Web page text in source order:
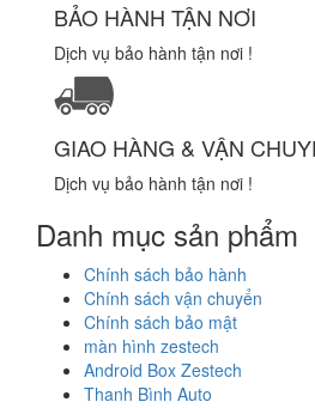
BẢO HÀNH TẬN NƠI
Dịch vụ bảo hành tận nơi !
GIAO HÀNG & VẬN
Dịch vụ bảo hành tận nơi !
Danh mục sản phẩm
Chính sách bảo hành
Chính sách vận chuyển
Chính sách bảo mật
màn hình zestech
Android Box Zestech
Thanh Bình Auto